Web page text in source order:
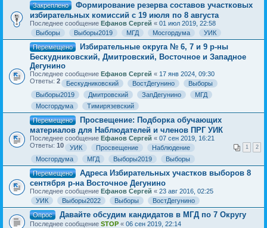
Закреплено
Формирование резерва составов участковых
избирательных комиссий с 19 июля по 8 августа
Последнее сообщение Ефанов Сергей « 01 июл 2019, 22:58
Выборы
Выборы2019 МГД Мосгордума
УИК
Перемещено
Избирательные округа № 6, 7 и 9 р-ны
Бескудниковский, Дмитровский, Восточное и Западное
Дегунино
Последнее сообщение Ефанов Сергей « 17 янв 2024, 09:30
Ответы: 2 Бескудниковский ВостДегунино
Выборы
Выборы2019
Дмитровский ЗапДегунино
МГД
Мосгордума
Тимирязевский
Перемещено
Просвещение: Подборка обучающих
материалов для Наблюдателей и членов ПРГ УИК
Последнее сообщение Ефанов Сергей « 07 сен 2019, 16:21
Ответы: 10 1 2
УИК Просвещение
Наблюдение
Мосгордума
МГД Выборы2019
Выборы
Перемещено
Адреса Избирательных участков выборов 8
сентября р-на Восточное Дегунино
Последнее сообщение Ефанов Сергей « 23 авг 2016, 02:25
УИК
Выборы2022 Выборы
ВостДегунино
Опрос
Давайте обсудим кандидатов в МГД по 7 Округу
Последнее сообщение STOP « 06 сен 2019, 22:14